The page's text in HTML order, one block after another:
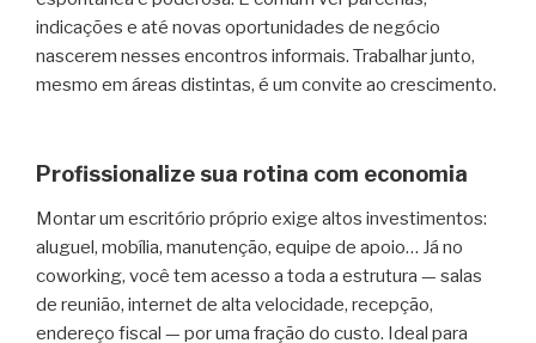
indicações e até novas oportunidades de negócio
nascerem nesses encontros informais. Trabalhar junto,
mesmo em áreas distintas, é um convite ao crescimento.
Profissionalize sua rotina com economia
Montar um escritório próprio exige altos investimentos:
aluguel, mobília, manutenção, equipe de apoio… Já no
coworking, você tem acesso a toda a estrutura — salas
de reunião, internet de alta velocidade, recepção,
endereço fiscal — por uma fração do custo. Ideal para